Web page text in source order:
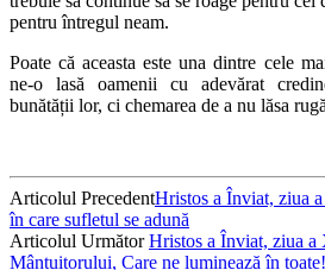
pentru întregul neam.
Poate că aceasta este una dintre cele
ne-o lasă oamenii cu adevărat
bunătății lor, ci chemarea de a nu lăsa
Articolul PrecedentHristos a Înviat, ziua
în care sufletul se adună
Articolul UrmătorHristos a Înviat, ziua
Mântuitorului, Care ne luminează în toate!